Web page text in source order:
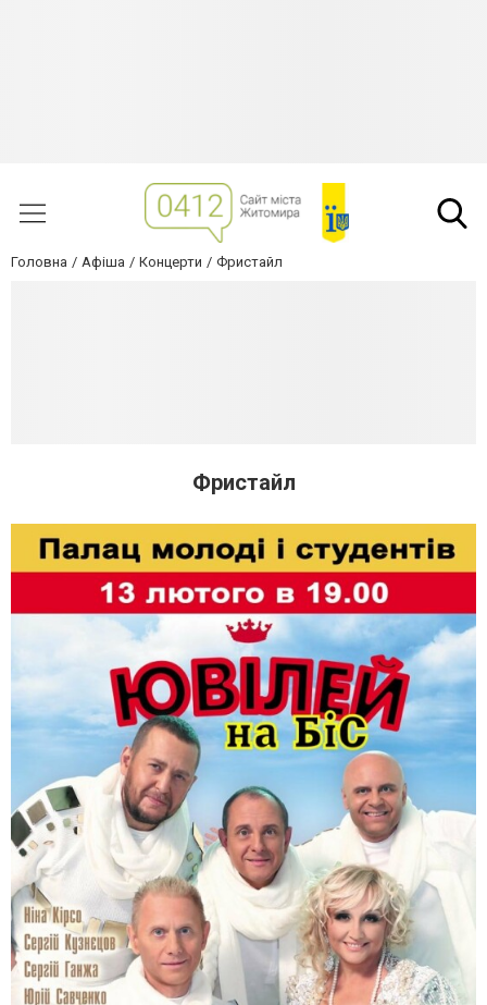
Головна Афіша Концерти Фристайл
Фристайл